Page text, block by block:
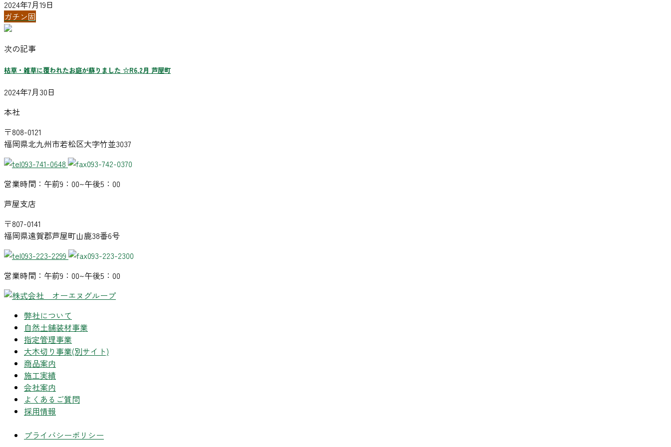
2024年7月19日
ガチン固
次の記事
枯草・雑草に覆われたお庭が蘇りました ☆R6,2月 芦屋町
2024年7月30日
本社
〒808-0121
福岡県北九州市若松区大字竹並3037
093-741-0648
093-742-0370
営業時間：午前9：00~午後5：00
芦屋支店
〒807-0141
福岡県遠賀郡芦屋町山鹿38番6号
093-223-2299
093-223-2300
営業時間：午前9：00~午後5：00
弊社について
自然土舗装材事業
指定管理事業
大木切り事業(別サイト)
商品案内
施工実績
会社案内
よくあるご質問
採用情報
プライバシーポリシー